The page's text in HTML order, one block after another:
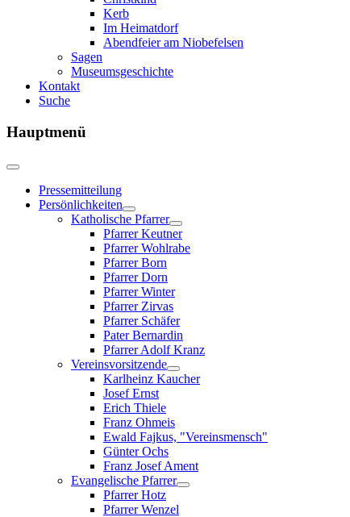
Kerb
Im Heimatdorf
Abendfeier am Niobefelsen
Sagen
Museumsgeschichte
Kontakt
Suche
Hauptmenü
Pressemitteilung
Persönlichkeiten
Katholische Pfarrer
Pfarrer Keutner
Pfarrer Wohlrabe
Pfarrer Born
Pfarrer Dorn
Pfarrer Winter
Pfarrer Zirvas
Pfarrer Schäfer
Pater Bernardin
Pfarrer Adolf Kranz
Vereinsvorsitzende
Karlheinz Kaucher
Josef Ernst
Erich Thiele
Franz Ohmeis
Ewald Fajkus, "Vereinsmensch"
Günter Ochs
Franz Josef Ament
Evangelische Pfarrer
Pfarrer Hotz
Pfarrer Wenzel